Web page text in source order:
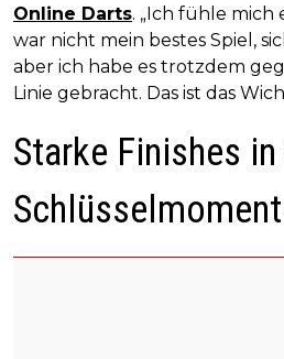
Online Darts. „Ich fühle mich
war nicht mein bestes Spiel,
aber ich habe es trotzdem
Linie gebracht. Das ist das
Starke Finishes in